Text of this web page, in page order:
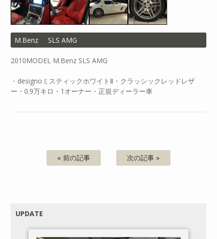
M.Benz SLS AMG
2010MODEL M.Benz SLS AMG
・designoミスティックホワイトⅡ・クラッシックレッドレザ
ー・0.9万キロ・1オーナー・正規ディーラー車
« 前の記事 次の記事 »
UPDATE